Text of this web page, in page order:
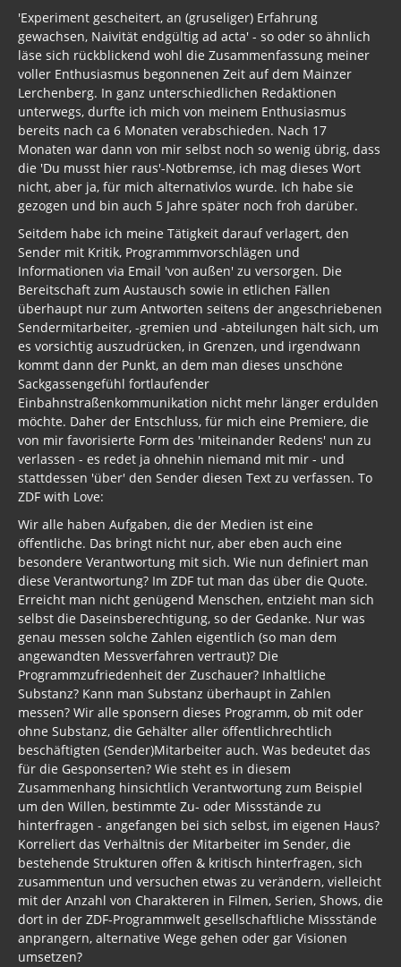
'Experiment gescheitert, an (gruseliger) Erfahrung
gewachsen, Naivität endgültig ad acta' - so oder so ähnlich
läse sich rückblickend wohl die Zusammenfassung meiner
voller Enthusiasmus begonnenen Zeit auf dem Mainzer
Lerchenberg. In ganz unterschiedlichen Redaktionen
unterwegs, durfte ich mich von meinem Enthusiasmus
bereits nach ca 6 Monaten verabschieden. Nach 17
Monaten war dann von mir selbst noch so wenig übrig, dass
die 'Du musst hier raus'-Notbremse, ich mag dieses Wort
nicht, aber ja, für mich alternativlos wurde. Ich habe sie
gezogen und bin auch 5 Jahre später noch froh darüber.
Seitdem habe ich meine Tätigkeit darauf verlagert, den
Sender mit Kritik, Programmmvorschlägen und
Informationen via Email 'von außen' zu versorgen. Die
Bereitschaft zum Austausch sowie in etlichen Fällen
überhaupt nur zum Antworten seitens der angeschriebenen
Sendermitarbeiter, -gremien und -abteilungen hält sich, um
es vorsichtig auszudrücken, in Grenzen, und irgendwann
kommt dann der Punkt, an dem man dieses unschöne
Sackgassengefühl fortlaufender
Einbahnstraßenkommunikation nicht mehr länger erdulden
möchte. Daher der Entschluss, für mich eine Premiere, die
von mir favorisierte Form des 'miteinander Redens' nun zu
verlassen - es redet ja ohnehin niemand mit mir - und
stattdessen 'über' den Sender diesen Text zu verfassen. To
ZDF with Love:
Wir alle haben Aufgaben, die der Medien ist eine
öffentliche. Das bringt nicht nur, aber eben auch eine
besondere Verantwortung mit sich. Wie nun definiert man
diese Verantwortung? Im ZDF tut man das über die Quote.
Erreicht man nicht genügend Menschen, entzieht man sich
selbst die Daseinsberechtigung, so der Gedanke. Nur was
genau messen solche Zahlen eigentlich (so man dem
angewandten Messverfahren vertraut)? Die
Programmzufriedenheit der Zuschauer? Inhaltliche
Substanz? Kann man Substanz überhaupt in Zahlen
messen? Wir alle sponsern dieses Programm, ob mit oder
ohne Substanz, die Gehälter aller öffentlichrechtlich
beschäftigten (Sender)Mitarbeiter auch. Was bedeutet das
für die Gesponserten? Wie steht es in diesem
Zusammenhang hinsichtlich Verantwortung zum Beispiel
um den Willen, bestimmte Zu- oder Missstände zu
hinterfragen - angefangen bei sich selbst, im eigenen Haus?
Korreliert das Verhältnis der Mitarbeiter im Sender, die
bestehende Strukturen offen & kritisch hinterfragen, sich
zusammentun und versuchen etwas zu verändern, vielleicht
mit der Anzahl von Charakteren in Filmen, Serien, Shows, die
dort in der ZDF-Programmwelt gesellschaftliche Missstände
anprangern, alternative Wege gehen oder gar Visionen
umsetzen?